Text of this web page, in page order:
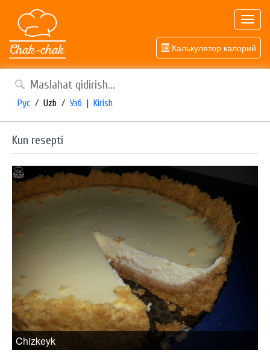
Калькулятор калорий
Рус / Uzb / Узб | Kirish
Kun resepti
Chizkeyk